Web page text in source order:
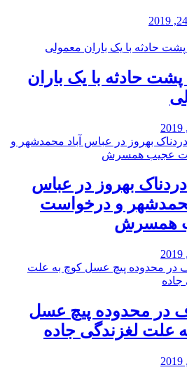
پشت حادثه با یک باران
بهروز در عباس
محمدشهر و درخواست
همسرش
در محدوده پیچ عسل
علت لغزندگی جاده